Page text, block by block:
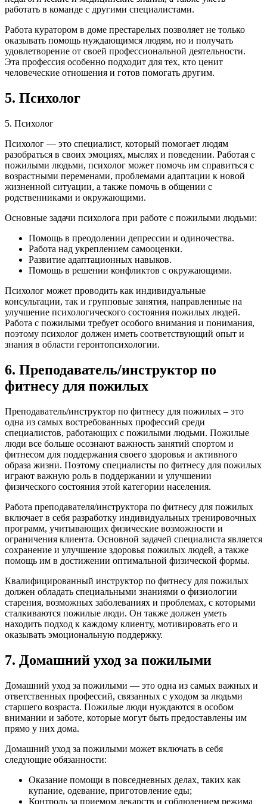
работать в команде с другими специалистами.
Работа куратором в доме престарелых позволяет не только
оказывать помощь нуждающимся людям, но и получать
удовлетворение от своей профессиональной деятельности.
Эта профессия особенно подходит для тех, кто ценит
человеческие отношения и готов помогать другим.
5. Психолог
5. Психолог
Психолог — это специалист, который помогает людям
разобраться в своих эмоциях, мыслях и поведении. Работая с
пожилыми людьми, психолог может помочь им справиться с
возрастными переменами, проблемами адаптации к новой
жизненной ситуации, а также помочь в общении с
родственниками и окружающими.
Основные задачи психолога при работе с пожилыми людьми:
Помощь в преодолении депрессии и одиночества.
Работа над укреплением самооценки.
Развитие адаптационных навыков.
Помощь в решении конфликтов с окружающими.
Психолог может проводить как индивидуальные
консультации, так и групповые занятия, направленные на
улучшение психологического состояния пожилых людей.
Работа с пожилыми требует особого внимания и понимания,
поэтому психолог должен иметь соответствующий опыт и
знания в области геронтопсихологии.
6. Преподаватель/инструктор по
фитнесу для пожилых
Преподаватель/инструктор по фитнесу для пожилых – это
одна из самых востребованных профессий среди
специалистов, работающих с пожилыми людьми. Пожилые
люди все больше осознают важность занятий спортом и
фитнесом для поддержания своего здоровья и активного
образа жизни. Поэтому специалисты по фитнесу для пожилых
играют важную роль в поддержании и улучшении
физического состояния этой категории населения.
Работа преподавателя/инструктора по фитнесу для пожилых
включает в себя разработку индивидуальных тренировочных
программ, учитывающих физические возможности и
ограничения клиента. Основной задачей специалиста является
сохранение и улучшение здоровья пожилых людей, а также
помощь им в достижении оптимальной физической формы.
Квалифицированный инструктор по фитнесу для пожилых
должен обладать специальными знаниями о физиологии
старения, возможных заболеваниях и проблемах, с которыми
сталкиваются пожилые люди. Он также должен уметь
находить подход к каждому клиенту, мотивировать его и
оказывать эмоциональную поддержку.
7. Домашний уход за пожилыми
Домашний уход за пожилыми — это одна из самых важных и
ответственных профессий, связанных с уходом за людьми
старшего возраста. Пожилые люди нуждаются в особом
внимании и заботе, которые могут быть предоставлены им
прямо у них дома.
Домашний уход за пожилыми может включать в себя
следующие обязанности:
Оказание помощи в повседневных делах, таких как
купание, одевание, приготовление еды;
Контроль за приемом лекарств и соблюдением режима